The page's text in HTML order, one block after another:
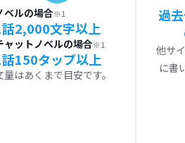
ベルの場合※1
2,000文字以上
ャットノベルの場合※1
150タップ以上
量はあくまで目安です。
過
他サ
に書